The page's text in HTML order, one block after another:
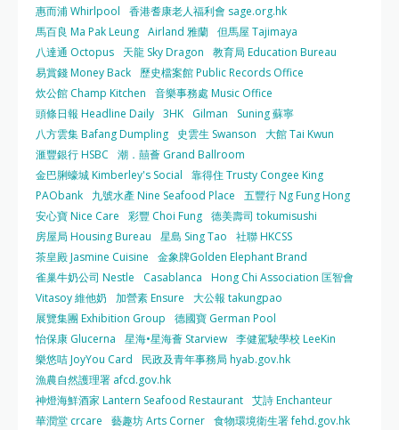
惠而浦 Whirlpool
香港耆康老人福利會 sage.org.hk
馬百良 Ma Pak Leung Airland 雅蘭 但馬屋 Tajimaya
八達通 Octopus
天龍 Sky Dragon
教育局 Education Bureau
易賞錢 Money Back
歷史檔案館 Public Records Office
炊公館 Champ Kitchen
音樂事務處 Music Office
頭條日報 Headline Daily 3HK Gilman
Suning 蘇寧
八方雲集 Bafang Dumpling
史雲生 Swanson
大館 Tai Kwun
滙豐銀行 HSBC
潮．囍薈 Grand Ballroom
金巴脷蠔城 Kimberley's Social
靠得住 Trusty Congee King
PAObank
九號水產 Nine Seafood Place
五豐行 Ng Fung Hong
安心寶 Nice Care
彩豐 Choi Fung 德美壽司 tokumisushi
房屋局 Housing Bureau
星島 Sing Tao
社聯 HKCSS
茶皇殿 Jasmine Cuisine
金象牌Golden Elephant Brand
雀巢牛奶公司 Nestle
Casablanca
Hong Chi Association 匡智會
Vitasoy 維他奶
加營素 Ensure
大公報 takungpao
展覽集團 Exhibition Group
德國寶 German Pool
怡保康 Glucerna
星海•星海薈 Starview 李健駕駛學校 LeeKin
樂悠咭 JoyYou Card
民政及青年事務局 hyab.gov.hk
漁農自然護理署 afcd.gov.hk
神燈海鮮酒家 Lantern Seafood Restaurant 艾詩 Enchanteur
華潤堂 crcare
藝趣坊 Arts Corner 食物環境衛生署 fehd.gov.hk